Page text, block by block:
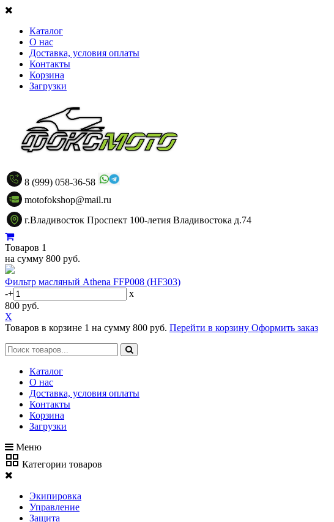
Каталог
О нас
Доставка, условия оплаты
Контакты
Корзина
Загрузки
8 (999) 058-36-58
motofokshop@mail.ru
г.Владивосток Проспект 100-летия Владивостока д.74
Товаров 1
на сумму 800 руб.
Фильтр масляный Athena FFP008 (HF303)
-+
x
800 руб.
X
Товаров в корзине 1 на сумму 800 руб. Перейти в корзину Оформить заказ
Каталог
О нас
Доставка, условия оплаты
Контакты
Корзина
Загрузки
Меню
Категории товаров
Экипировка
Управление
Защита